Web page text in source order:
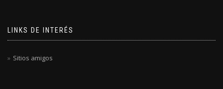
LINKS DE INTERÉS
Sitios amigos